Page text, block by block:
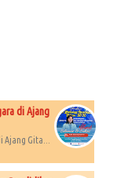
di Ajang
Gita...